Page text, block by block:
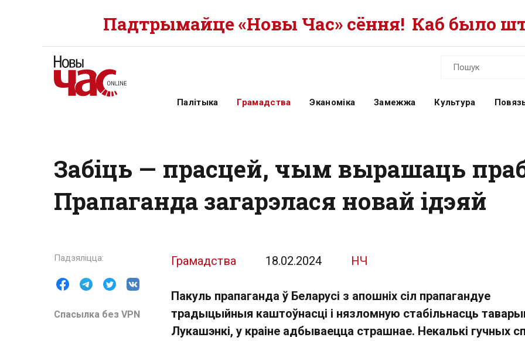
Падтрымайце «Новы Час» сёння! Каб было
Палітыка Грамадства Эканоміка Замежжа Культура
Забіць — прасцей, чым вырашаць
Прапаганда загарэлася новай ідэяй
Спасылка без VPN
Грамадства 18.02.2024 НЧ
Пакуль прапаганда ў Беларусі з апошніх сіл прапагандуе
традыцыйныя каштоўнасці і нязломную стабільнасць
Лукашэнкі, у краіне адбываецца страшнае. Некалькі гучных